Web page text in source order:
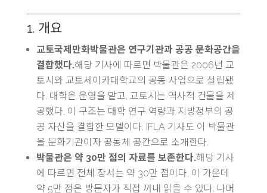
1. 개요
교토국제만화박물관은 연구기관과 공공 문화공간을
결합했다.해당 기사에 따르면 박물관은 2006년 교
토시와 교토세이카대학교의 공동 사업으로 설립됐
다. 대학은 운영을 맡고, 교토시는 역사적 건물을 제
공했다. 이 구조는 대학 연구 역량과 지방정부의 공
공 자산을 결합한 모델이다. IFLA 기사도 이 박물관
을 문화기관이자 공동체 공간으로 소개한다.
박물관은 약 30만 점의 자료를 보존한다.해당 기사
에 따르면 전체 장서는 약 30만 점이다. 이 가운데
약 5만 점은 방문자가 직접 꺼내 읽을 수 있다. 나머